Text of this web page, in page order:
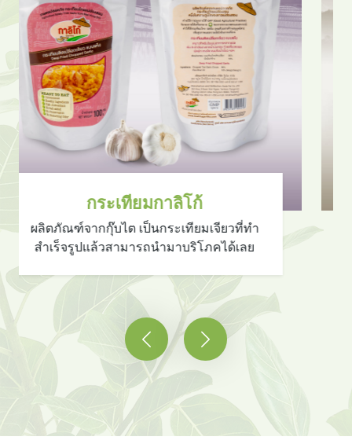
กระเทียมดอง
จากกลุ่มบ้านนาปลาจาด เป็นผลิตภัณฑ์
ประเภทหนึ่งได้รับการถนอมอาหารที่สำคัญ